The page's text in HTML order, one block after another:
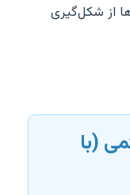
از شکل‌گیری
(با